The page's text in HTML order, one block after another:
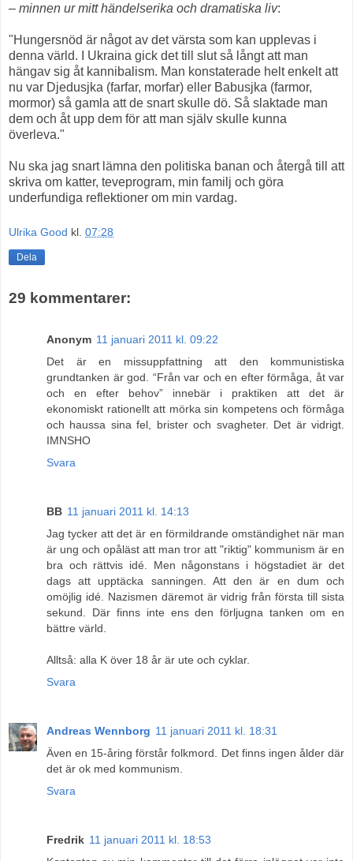
– minnen ur mitt händelserika och dramatiska liv:
"Hungersnöd är något av det värsta som kan upplevas i
denna värld. I Ukraina gick det till slut så långt att man
hängav sig åt kannibalism. Man konstaterade helt enkelt att
nu var Djedusjka (farfar, morfar) eller Babusjka (farmor,
mormor) så gamla att de snart skulle dö. Så slaktade man
dem och åt upp dem för att man själv skulle kunna
överleva."
Nu ska jag snart lämna den politiska banan och återgå till att
skriva om katter, teveprogram, min familj och göra
underfundiga reflektioner om min vardag.
Ulrika Good kl. 07:28
Dela
29 kommentarer:
Anonym 11 januari 2011 kl. 09:22
Det är en missuppfattning att den kommunistiska
grundtanken är god. “Från var och en efter förmåga, åt var
och en efter behov” innebär i praktiken att det är
ekonomiskt rationellt att mörka sin kompetens och förmåga
och haussa sina fel, brister och svagheter. Det är vidrigt.
IMNSHO
Svara
BB 11 januari 2011 kl. 14:13
Jag tycker att det är en förmildrande omständighet när man
är ung och opåläst att man tror att "riktig" kommunism är en
bra och rättvis idé. Men någonstans i högstadiet är det
dags att upptäcka sanningen. Att den är en dum och
omöjlig idé. Nazismen däremot är vidrig från första till sista
sekund. Där finns inte ens den förljugna tanken om en
bättre värld.
Alltså: alla K över 18 år är ute och cyklar.
Svara
Andreas Wennborg 11 januari 2011 kl. 18:31
Även en 15-åring förstår folkmord. Det finns ingen ålder där
det är ok med kommunism.
Svara
Fredrik 11 januari 2011 kl. 18:53